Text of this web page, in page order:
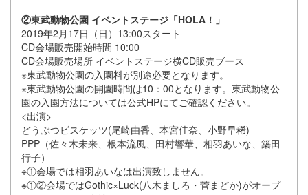
②東武動物公園 イベントステージ「HOLA！」
2019年2月17日（日）13:00スタート
CD会場販売開始時間 10:00
CD会場販売場所 イベントステージ横CD販売ブース
※東武動物公園の入園料が別途必要となります。
※東武動物公園の開園時間は10：00となります。東武動物公
園の入園方法については公式HPにてご確認ください。
<出演>
どうぶつビスケッツ(尾崎由香、本宮佳奈、小野早稀)
PPP（佐々木未来、根本流風、田村響華、相羽あいな、築田
行子）
※①会場では相羽あいなは出演致しません。
※①②会場ではGothic×Luck(八木ましろ・菅まどか)がオープ